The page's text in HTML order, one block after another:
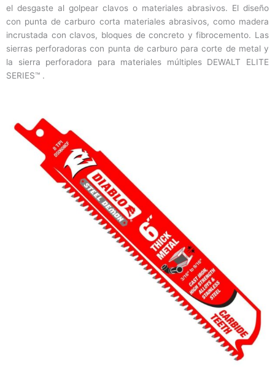
el desgaste al golpear clavos o materiales abrasivos. El diseño
con punta de carburo corta materiales abrasivos, como madera
incrustada con clavos, bloques de concreto y fibrocemento. Las
sierras perforadoras con punta de carburo para corte de metal y
la sierra perforadora para materiales múltiples DEWALT ELITE
SERIES™ .